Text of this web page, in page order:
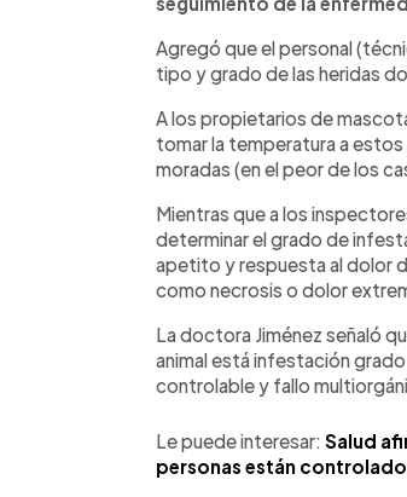
Agregó que el personal
tipo y grado de las heridas
A los propietarios de
tomar la temperatura a
moradas (en el peor de los
Mientras que a los
determinar el grado de
apetito y respuesta al dolor
como necrosis o dolor
La doctora Jiménez señaló
animal está infestación
controlable y fallo
Le puede interesar: Salud
personas están